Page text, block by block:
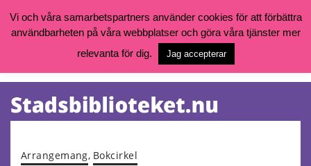
Vill du söka böcker, logga in på ditt bibliotekskonto eller nå övriga
goteborg.se/bibliotek
Öppettider, katalog och kontakt
Tjänster
Arrangemang, Bokcirkel
Vi och våra samarbetspartners använder cookies för att förbättra
användbarheten på våra webbplatser och göra våra tjänster mer
relevanta för dig.
Jag accepterar